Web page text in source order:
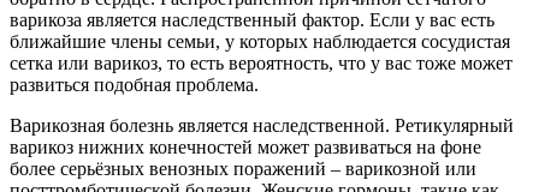
варикоза является наследственный фактор. Если у вас есть
ближайшие члены семьи, у которых наблюдается сосудистая
сетка или варикоз, то есть вероятность, что у вас тоже может
развиться подобная проблема.
Варикозная болезнь является наследственной. Ретикулярный
варикоз нижних конечностей может развиваться на фоне
более серьёзных венозных поражений – варикозной или